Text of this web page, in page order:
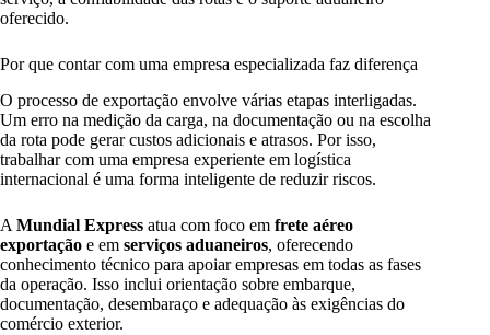
oferecido.
Por que contar com uma empresa especializada faz diferença
O processo de exportação envolve várias etapas interligadas.
Um erro na medição da carga, na documentação ou na escolha
da rota pode gerar custos adicionais e atrasos. Por isso,
trabalhar com uma empresa experiente em logística
internacional é uma forma inteligente de reduzir riscos.
A Mundial Express atua com foco em frete aéreo
exportação e em serviços aduaneiros, oferecendo
conhecimento técnico para apoiar empresas em todas as fases
da operação. Isso inclui orientação sobre embarque,
documentação, desembaraço e adequação às exigências do
comércio exterior.